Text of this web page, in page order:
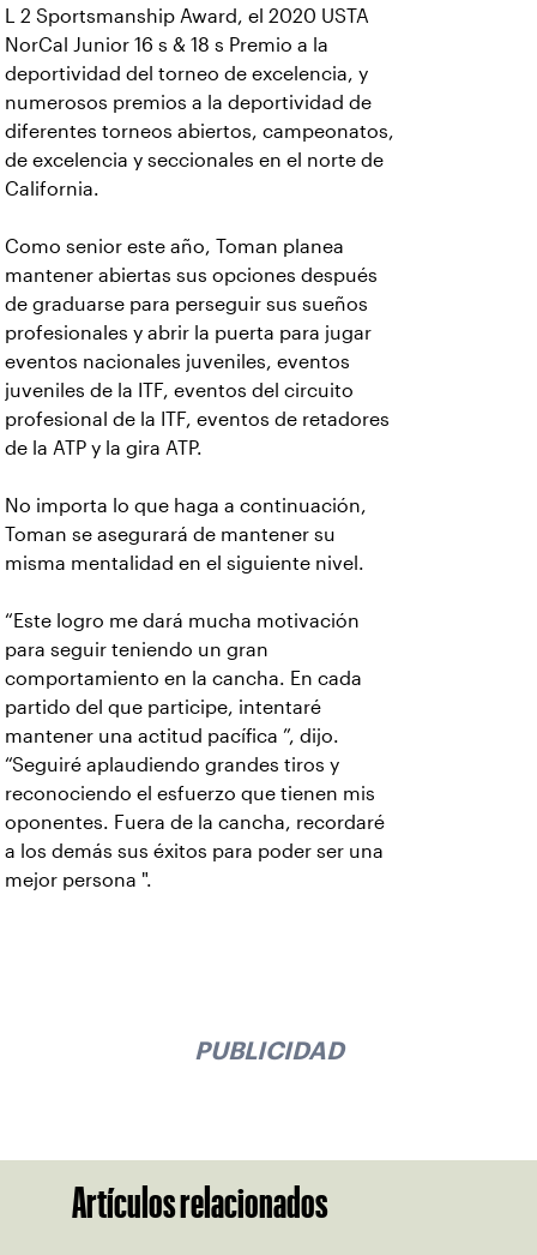
L 2 Sportsmanship Award, el 2020 USTA
NorCal Junior 16 s & 18 s Premio a la
deportividad del torneo de excelencia, y
numerosos premios a la deportividad de
diferentes torneos abiertos, campeonatos,
de excelencia y seccionales en el norte de
California.
Como senior este año, Toman planea
mantener abiertas sus opciones después
de graduarse para perseguir sus sueños
profesionales y abrir la puerta para jugar
eventos nacionales juveniles, eventos
juveniles de la ITF, eventos del circuito
profesional de la ITF, eventos de retadores
de la ATP y la gira ATP.
No importa lo que haga a continuación,
Toman se asegurará de mantener su
misma mentalidad en el siguiente nivel.
“Este logro me dará mucha motivación
para seguir teniendo un gran
comportamiento en la cancha. En cada
partido del que participe, intentaré
mantener una actitud pacífica ”, dijo.
“Seguiré aplaudiendo grandes tiros y
reconociendo el esfuerzo que tienen mis
oponentes. Fuera de la cancha, recordaré
a los demás sus éxitos para poder ser una
mejor persona ".
PUBLICIDAD
Artículos relacionados